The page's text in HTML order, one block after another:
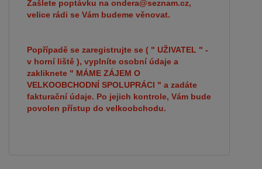
Zašlete poptávku na ondera@seznam.cz,
velice rádi se Vám budeme věnovat.
Popřípadě se zaregistrujte se ( " UŽIVATEL " -
v horní liště ), vyplníte osobní údaje a
zakliknete " MÁME ZÁJEM O
VELKOOBCHODNÍ SPOLUPRÁCI " a zadáte
fakturační údaje. Po jejich kontrole, Vám bude
povolen přístup do velkoobchodu.